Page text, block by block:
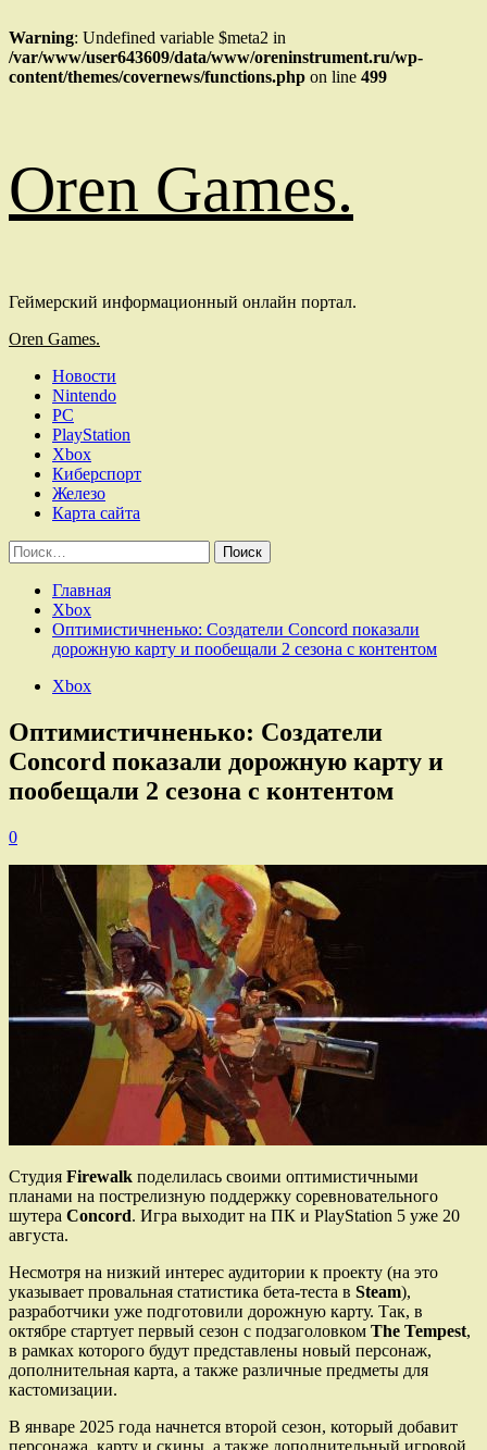
Warning: Undefined variable $meta2 in
/var/www/user643609/data/www/oreninstrument.ru/wp-
content/themes/covernews/functions.php on line 499
к
содержимому
Oren Games.
Геймерский информационный онлайн портал.
Основное
Oren Games.
Новости
Nintendo
PC
PlayStation
Xbox
Киберспорт
Железо
Карта сайта
Найти:
Главная
Xbox
Оптимистичненько: Создатели Concord показали
дорожную карту и пообещали 2 сезона с контентом
Xbox
Оптимистичненько: Создатели
Concord показали дорожную карту и
пообещали 2 сезона с контентом
0
Студия Firewalk поделилась своими оптимистичными
планами на пострелизную поддержку соревновательного
шутера Concord. Игра выходит на ПК и PlayStation 5 уже 20
августа.
Несмотря на низкий интерес аудитории к проекту (на это
указывает провальная статистика бета-теста в Steam),
разработчики уже подготовили дорожную карту. Так, в
октябре стартует первый сезон с подзаголовком The Tempest,
в рамках которого будут представлены новый персонаж,
дополнительная карта, а также различные предметы для
кастомизации.
В январе 2025 года начнется второй сезон, который добавит
персонажа, карту и скины, а также дополнительный игровой